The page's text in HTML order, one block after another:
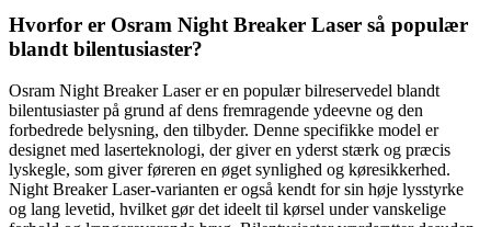
Hvorfor er Osram Night Breaker Laser så populær
blandt bilentusiaster?
Osram Night Breaker Laser er en populær bilreservedel blandt
bilentusiaster på grund af dens fremragende ydeevne og den
forbedrede belysning, den tilbyder. Denne specifikke model er
designet med laserteknologi, der giver en yderst stærk og præcis
lyskegle, som giver føreren en øget synlighed og køresikkerhed.
Night Breaker Laser-varianten er også kendt for sin høje lysstyrke
og lang levetid, hvilket gør det ideelt til kørsel under vanskelige